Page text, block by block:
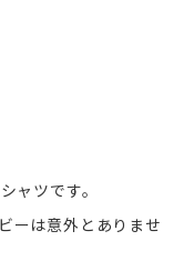
ャツです。
ーは意外とありませ